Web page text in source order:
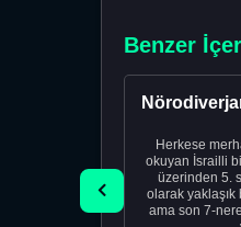
Benzer
Herkese merhaba! Ben
okuyan İsrailli
üzerinden 5.
olarak yaklaşık
ama son 7-